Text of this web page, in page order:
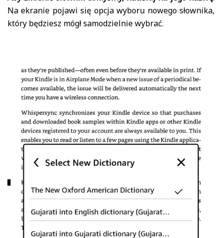
Na ekranie pojawi się opcja wyboru nowego słownika,
który będziesz mógł samodzielnie wybrać.